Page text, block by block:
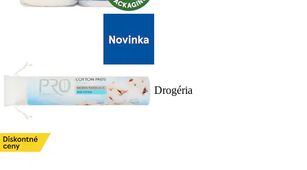
Drogéria